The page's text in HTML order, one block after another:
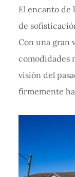
El encanto de
de
Con una gran
comodidades
visión del
firmemente